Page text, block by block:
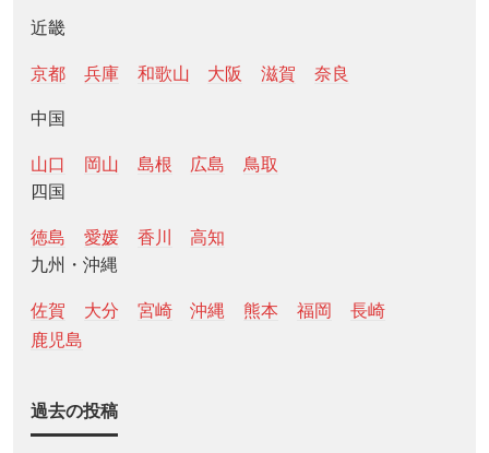
近畿
京都 兵庫 和歌山 大阪 滋賀 奈良
中国
山口 岡山 島根 広島
鳥取
四国
徳島 愛媛 香川
高知
九州・沖縄
佐賀 大分 宮崎 沖縄 熊本 福岡
長崎
鹿児島
過去の投稿